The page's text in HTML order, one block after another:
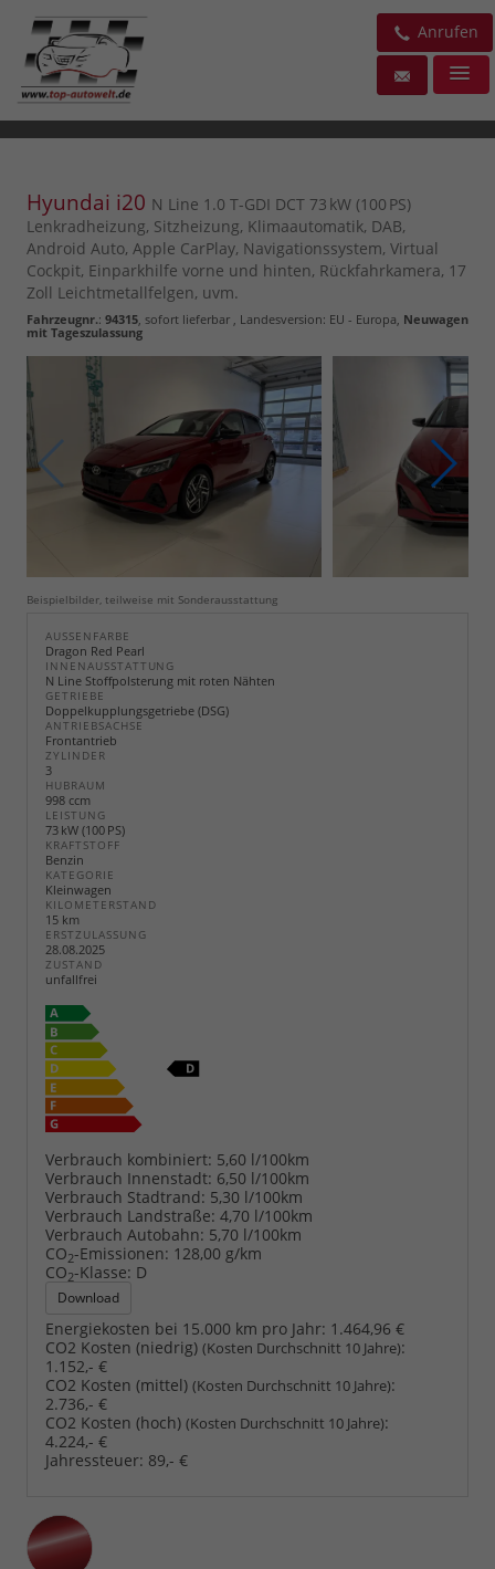
Anrufen
Hyundai i20 N Line 1.0 T-GDI DCT 73 kW (100 PS)
Lenkradheizung, Sitzheizung, Klimaautomatik, DAB,
Android Auto, Apple CarPlay, Navigationssystem, Virtual
Cockpit, Einparkhilfe vorne und hinten, Rückfahrkamera, 17
Zoll Leichtmetallfelgen, uvm.
Fahrzeugnr.: 94315 sofort lieferbar , Landesversion: EU - Europa, Neuwagen
mit Tageszulassung
Beispielbilder, teilweise mit Sonderausstattung
AUSSENFARBE
Dragon Red Pearl
INNENAUSSTATTUNG
N Line Stoffpolsterung mit roten Nähten
GETRIEBE
Doppelkupplungsgetriebe (DSG)
ANTRIEBSACHSE
Frontantrieb
ZYLINDER
3
HUBRAUM
998 ccm
LEISTUNG
73 kW (100 PS)
KRAFTSTOFF
Benzin
KATEGORIE
Kleinwagen
KILOMETERSTAND
15 km
ERSTZULASSUNG
28.08.2025
ZUSTAND
unfallfrei
Verbrauch kombiniert: 5,60 l/100km
Verbrauch Innenstadt: 6,50 l/100km
Verbrauch Stadtrand: 5,30 l/100km
Verbrauch Landstraße: 4,70 l/100km
Verbrauch Autobahn: 5,70 l/100km
CO2-Emissionen: 128,00 g/km
CO2-Klasse: D
Download
Energiekosten bei 15.000 km pro Jahr: 1.464,96 €
CO2 Kosten (niedrig) (Kosten Durchschnitt 10 Jahre):
1.152,- €
CO2 Kosten (mittel) (Kosten Durchschnitt 10 Jahre):
2.736,- €
CO2 Kosten (hoch) (Kosten Durchschnitt 10 Jahre):
4.224,- €
Jahressteuer: 89,- €